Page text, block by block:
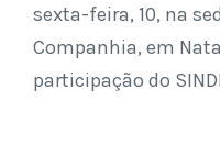
sexta-feira, 10, na
Companhia, em
participação do